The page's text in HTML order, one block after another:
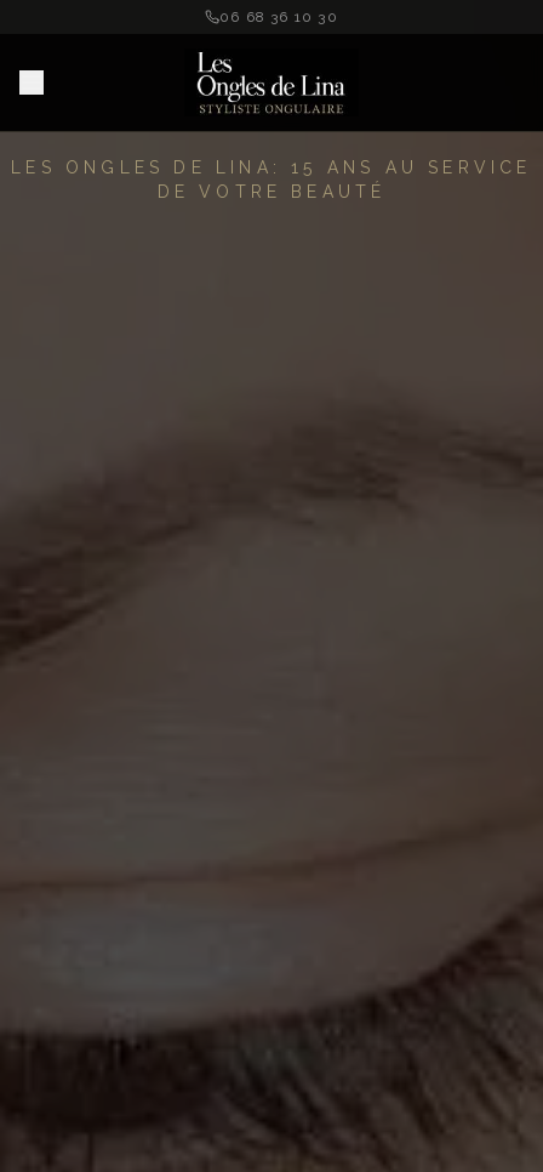
06 68 36 10 30
LES ONGLES DE LINA: 15 ANS AU SERVICE
DE VOTRE BEAUTÉ